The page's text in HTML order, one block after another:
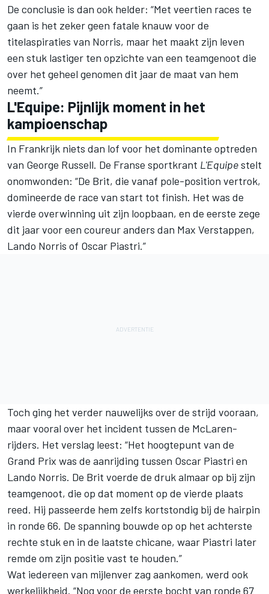
De conclusie is dan ook helder: “Met veertien races te
gaan is het zeker geen fatale knauw voor de
titelaspiraties van Norris, maar het maakt zijn leven
een stuk lastiger ten opzichte van een teamgenoot die
over het geheel genomen dit jaar de maat van hem
neemt.”
L'Equipe: Pijnlijk moment in het
kampioenschap
In Frankrijk niets dan lof voor het dominante optreden
van George Russell. De Franse sportkrant L'Equipestelt
onomwonden: “De Brit, die vanaf pole-position vertrok,
domineerde de race van start tot finish. Het was de
vierde overwinning uit zijn loopbaan, en de eerste zege
dit jaar voor een coureur anders dan Max Verstappen,
Lando Norris of Oscar Piastri.”
Toch ging het verder nauwelijks over de strijd vooraan,
maar vooral over het incident tussen de McLaren-
rijders. Het verslag leest: “Het hoogtepunt van de
Grand Prix was de aanrijding tussen Oscar Piastri en
Lando Norris. De Brit voerde de druk almaar op bij zijn
teamgenoot, die op dat moment op de vierde plaats
reed. Hij passeerde hem zelfs kortstondig bij de hairpin
in ronde 66. De spanning bouwde op op het achterste
rechte stuk en in de laatste chicane, waar Piastri later
remde om zijn positie vast te houden.”
Wat iedereen van mijlenver zag aankomen, werd ook
werkelijkheid. “Nog voor de eerste bocht van ronde 67